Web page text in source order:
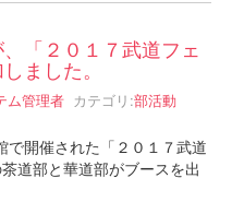
「２０１７武道フェ
ました。
ム管理者 カテゴリ:部活動
開催された「２０１７武道
道部と華道部がブースを出